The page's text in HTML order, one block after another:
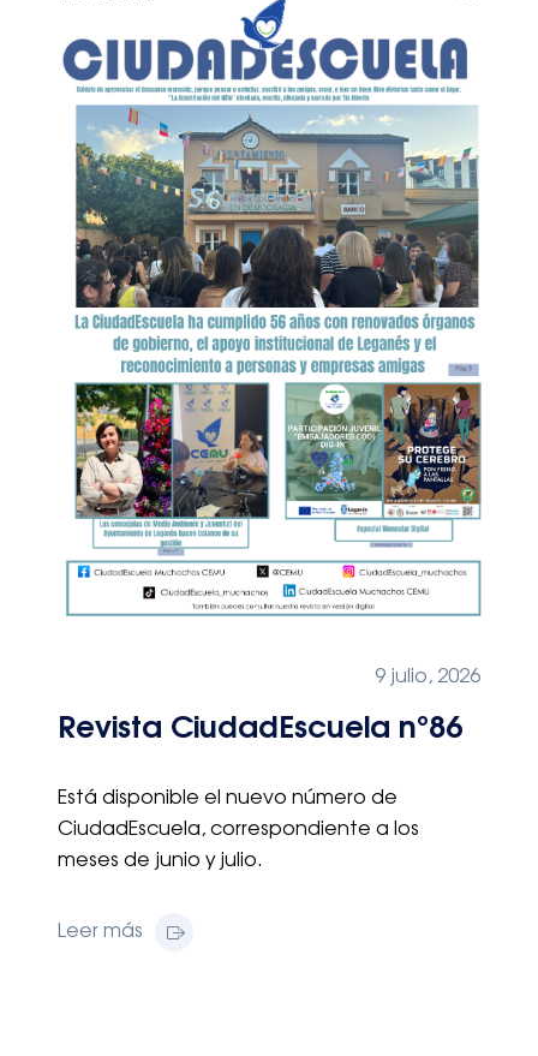
9 julio, 2026
Revista CiudadEscuela nº86
Está disponible el nuevo número de
CiudadEscuela, correspondiente a los
meses de junio y julio.
Leer más